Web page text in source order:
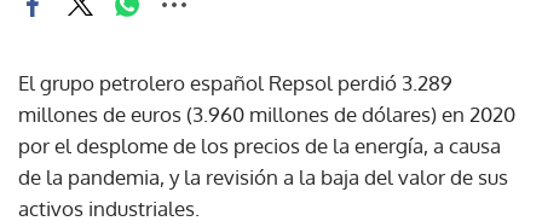
El grupo petrolero español Repsol perdió 3.289
millones de euros (3.960 millones de dólares) en 2020
por el desplome de los precios de la energía, a causa
de la pandemia, y la revisión a la baja del valor de sus
activos industriales.